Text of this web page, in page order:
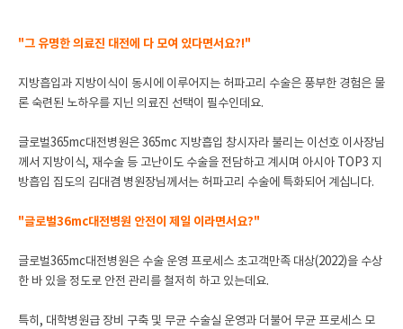
"그 유명한 의료진 대전에 다 모여 있다면서요?!"
지방흡입과 지방이식이 동시에 이루어지는 허파고리 수술은 풍부한 경험은 물
론 숙련된 노하우를 지닌 의료진 선택이 필수인데요.
글로벌365mc대전병원은 365mc 지방흡입 창시자라 불리는 이선호 이사장님
께서 지방이식, 재수술 등 고난이도 수술을 전담하고 계시며 아시아 TOP3 지
방흡입 집도의 김대겸 병원장님께서는 허파고리 수술에 특화되어 계십니다.
"글로벌36mc대전병원 안전이 제일 이라면서요?"
글로벌365mc대전병원은 수술 운영 프로세스 초고객만족 대상(2022)을 수상
한 바 있을 정도로 안전 관리를 철저히 하고 있는데요.
특히, 대학병원급 장비 구축 및 무균 수술실 운영과 더불어 무균 프로세스 모